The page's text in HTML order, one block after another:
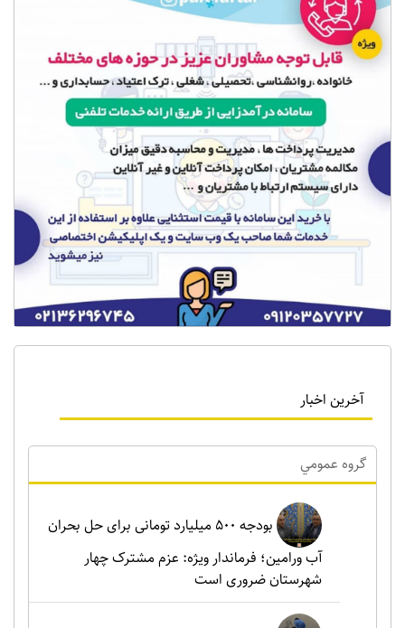
آخرین اخبار
گروه عمومي
بودجه ۵۰۰ میلیارد تومانی برای حل بحران
آب ورامین؛ فرماندار ویژه: عزم مشترک چهار
شهرستان ضروری است